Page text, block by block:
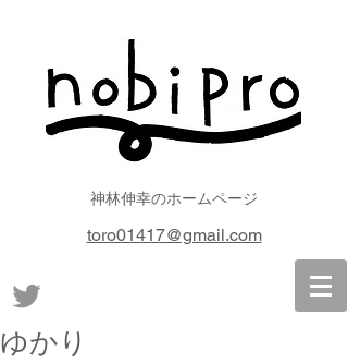
神林伸幸のホームページ
toro01417@gmail.com
ゆかり